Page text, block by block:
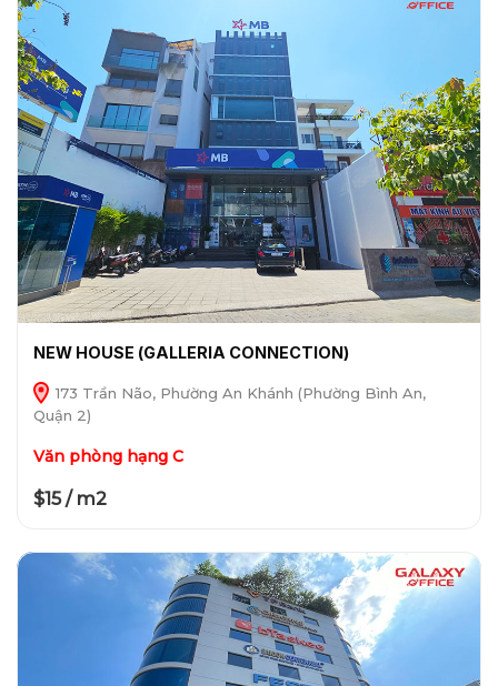
NEW HOUSE (GALLERIA CONNECTION)
173 Trần Não, Phường An Khánh (Phường Bình An,
Quận 2)
Văn phòng hạng C
$15 / m2